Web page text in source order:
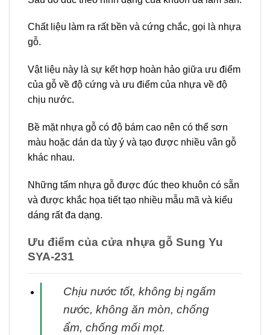
Chất liệu làm ra rất bền và cứng chắc, gọi là nhựa
gỗ.
Vật liệu này là sự kết hợp hoàn hảo giữa ưu điểm
của gỗ về độ cứng và ưu điểm của nhựa về độ
chịu nước.
Bề mặt nhựa gỗ có độ bám cao nên có thể sơn
màu hoặc dán da tùy ý và tạo được nhiều vân gỗ
khác nhau.
Những tấm nhựa gỗ được đúc theo khuôn có sẵn
và được khắc họa tiết tạo nhiều mẫu mã và kiểu
dáng rất đa dạng.
Ưu điểm của cửa nhựa gỗ Sung Yu
SYA-231
Chịu nước tốt, không bị ngấm
nước, không ăn mòn, chống
ẩm, chống mối mọt.